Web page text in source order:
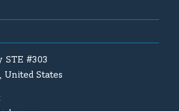
STE #303
United States